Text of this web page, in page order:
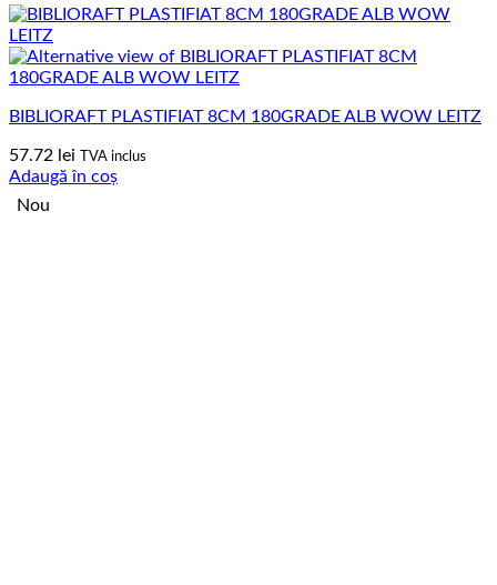
BIBLIORAFT PLASTIFIAT 8CM 180GRADE ALB WOW LEITZ
57.72 lei TVA inclus
Adaugă în coș
Nou